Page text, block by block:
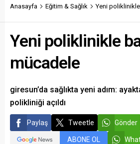
Anasayfa Eğitim & Sağlık Yeni poliklinikle
Yeni poliklinikle
mücadele
giresun’da sağlıkta yeni adım:
polikliniği açıldı
Paylaş Tweetle Gönder
ABONE OL